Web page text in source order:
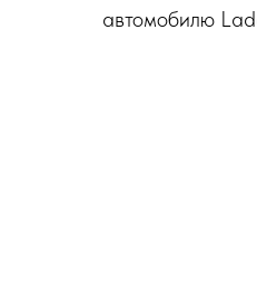
автомобилю